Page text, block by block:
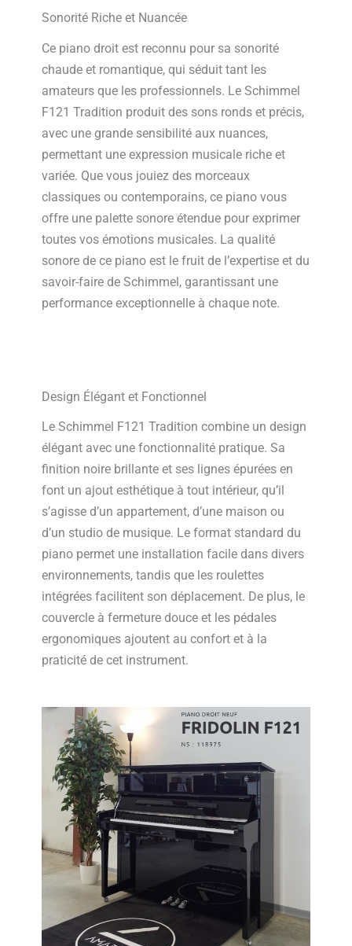
Sonorité Riche et Nuancée
Ce piano droit est reconnu pour sa sonorité
chaude et romantique, qui séduit tant les
amateurs que les professionnels. Le Schimmel
F121 Tradition produit des sons ronds et précis,
avec une grande sensibilité aux nuances,
permettant une expression musicale riche et
variée. Que vous jouiez des morceaux
classiques ou contemporains, ce piano vous
offre une palette sonore étendue pour exprimer
toutes vos émotions musicales. La qualité
sonore de ce piano est le fruit de l’expertise et du
savoir-faire de Schimmel, garantissant une
performance exceptionnelle à chaque note.
Design Élégant et Fonctionnel
Le Schimmel F121 Tradition combine un design
élégant avec une fonctionnalité pratique. Sa
finition noire brillante et ses lignes épurées en
font un ajout esthétique à tout intérieur, qu’il
s’agisse d’un appartement, d’une maison ou
d’un studio de musique. Le format standard du
piano permet une installation facile dans divers
environnements, tandis que les roulettes
intégrées facilitent son déplacement. De plus, le
couvercle à fermeture douce et les pédales
ergonomiques ajoutent au confort et à la
praticité de cet instrument.